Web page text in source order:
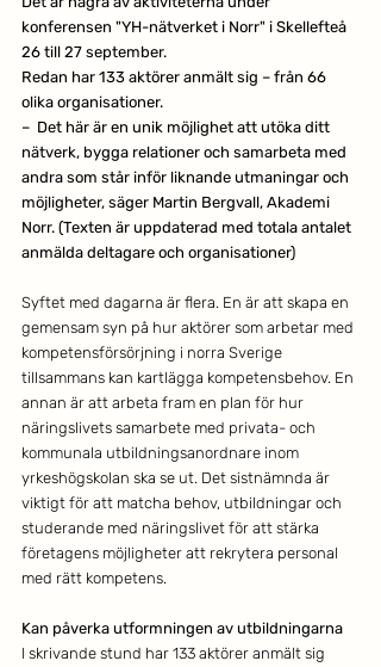
konferensen "YH-nätverket i Norr" i Skellefteå
26 till 27 september.
Redan har 133 aktörer anmält sig – från 66
olika organisationer.
–  Det här är en unik möjlighet att utöka ditt
nätverk, bygga relationer och samarbeta med
andra som står inför liknande utmaningar och
möjligheter, säger Martin Bergvall, Akademi
Norr. (Texten är uppdaterad med totala antalet
anmälda deltagare och organisationer)
Syftet med dagarna är flera. En är att skapa en
gemensam syn på hur aktörer som arbetar med
kompetensförsörjning i norra Sverige
tillsammans kan kartlägga kompetensbehov. En
annan är att arbeta fram en plan för hur
näringslivets samarbete med privata- och
kommunala utbildningsanordnare inom
yrkeshögskolan ska se ut. Det sistnämnda är
viktigt för att matcha behov, utbildningar och
studerande med näringslivet för att stärka
företagens möjligheter att rekrytera personal
med rätt kompetens.
Kan påverka utformningen av utbildningarna
I skrivande stund har 133 aktörer anmält sig